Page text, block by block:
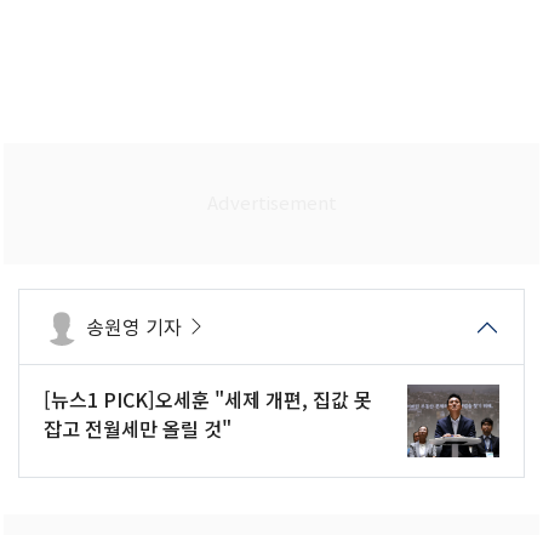
송원영 기자
[뉴스1 PICK]오세훈 "세제 개편, 집값 못
잡고 전월세만 올릴 것"